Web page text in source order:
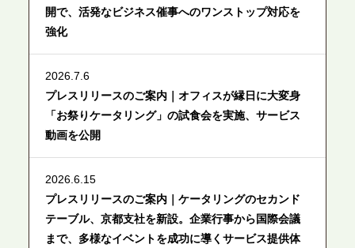
開で、活発なビジネス催事へのワンストップ対応を
強化
2026.7.6
プレスリリースのご案内｜オフィスが縁日に大変身
「お祭りケータリング」の試食会を実施、サービス
動画を公開
2026.6.15
プレスリリースのご案内｜ケータリングのセカンド
テーブル、京都支社を新設。企業行事から国際会議
まで、多様なイベントを成功に導くサービス提供体